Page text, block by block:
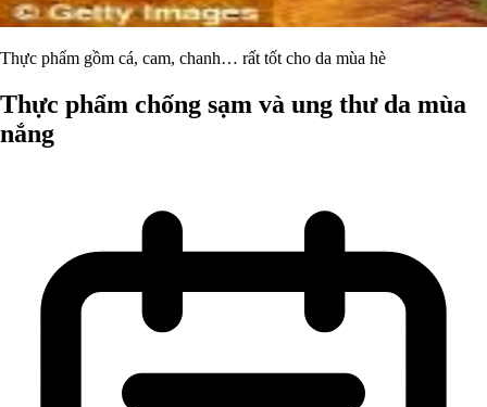
Thực phẩm gồm cá, cam, chanh… rất tốt cho da mùa hè
Thực phẩm chống sạm và ung thư da mùa
nắng